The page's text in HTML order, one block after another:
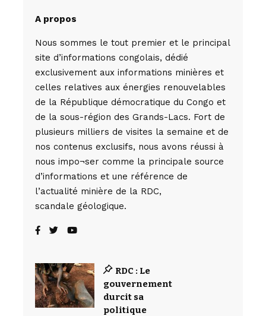
A propos
Nous sommes le tout premier et le principal
site d’informations congolais, dédié
exclusivement aux informations minières et
celles relatives aux énergies renouvelables
de la République démocratique du Congo et
de la sous-région des Grands-Lacs. Fort de
plusieurs milliers de visites la semaine et de
nos contenus exclusifs, nous avons réussi à
nous impo¬ser comme la principale source
d’informations et une référence de
l’actualité minière de la RDC,
scandale géologique.
RDC : Le
gouvernement
durcit sa
politique